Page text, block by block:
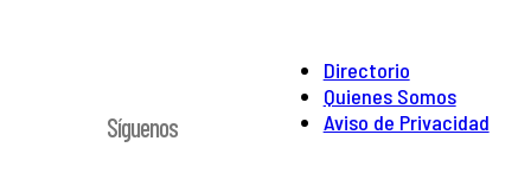
Directorio
Quienes Somos
Aviso de Privacidad
Síguenos